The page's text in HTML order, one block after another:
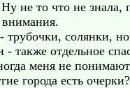
не то что не знала,
трубочки, солянки,
- также отдельное
меня не
города есть очерки?